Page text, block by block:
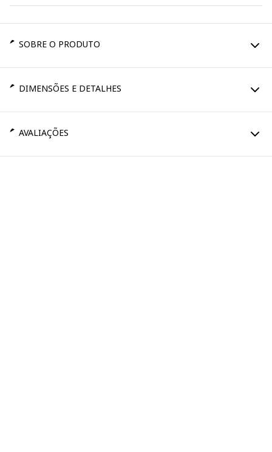
SOBRE O PRODUTO
DIMENSÕES E DETALHES
AVALIAÇÕES